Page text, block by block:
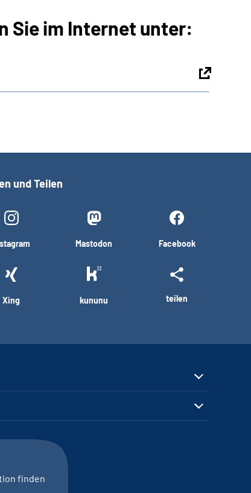
Sie im Internet unter:
und Teilen
Mastodon Facebook
Xing kununu teilen
finden